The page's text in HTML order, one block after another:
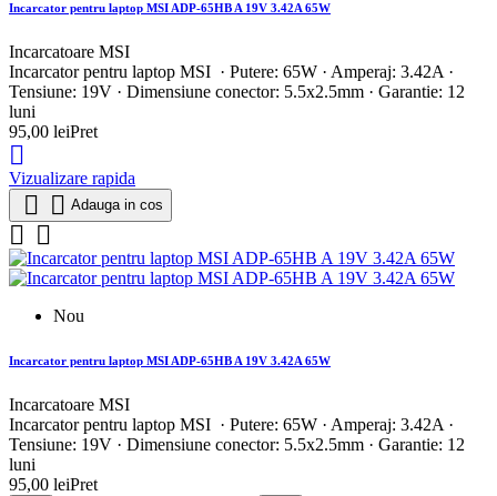
Incarcator pentru laptop MSI ADP-65HB A 19V 3.42A 65W
Incarcatoare MSI
Incarcator pentru laptop MSI · Putere: 65W · Amperaj: 3.42A ·
Tensiune: 19V · Dimensiune conector: 5.5x2.5mm · Garantie: 12
luni
95,00 leiPret

Vizualizare rapida
  Adauga in cos
 
Nou
Incarcator pentru laptop MSI ADP-65HB A 19V 3.42A 65W
Incarcatoare MSI
Incarcator pentru laptop MSI · Putere: 65W · Amperaj: 3.42A ·
Tensiune: 19V · Dimensiune conector: 5.5x2.5mm · Garantie: 12
luni
95,00 leiPret